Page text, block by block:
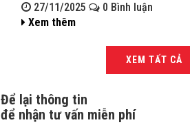
27/11/2025
0 Bình luận
Xem thêm
XEM TẤT CẢ
Để lại thông tin
để nhận tư vấn miễn phí